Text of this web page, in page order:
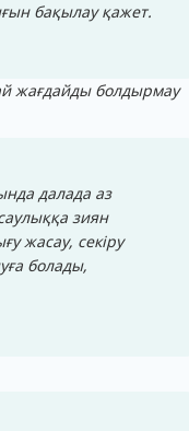
бақылау қажет.
жағдайды болдырмау
далада аз
зиян
жасау, секіру
болады,